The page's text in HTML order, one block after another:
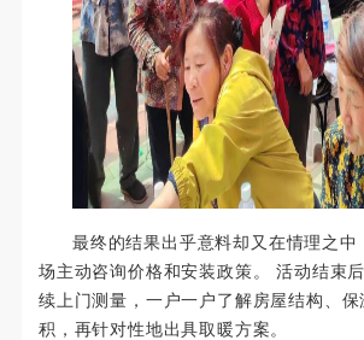
最终的结果出乎意料却又在情理之中
场主动咨询价格和安装政策。 活动结束
续上门测量，一户一户了解房屋结构、
积，再针对性地出具取暖方案。